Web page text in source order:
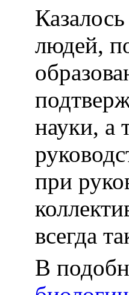
людей,
науки, а
при
всегда
В